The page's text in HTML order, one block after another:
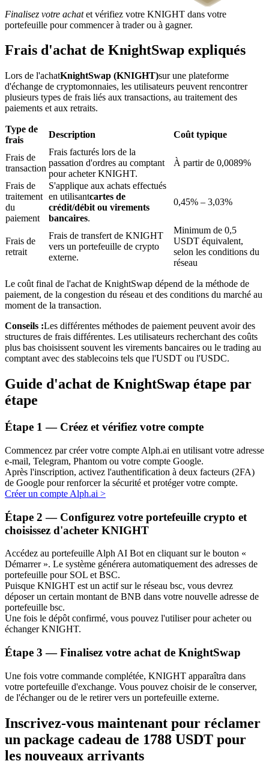
Blocages BTR
Des investissements exclusifs pour les détenteurs de BTR
Prêts
Service d'emprunt adossé à des cryptomonnaies
Obtenez des bénéfices à long terme et des intérêts flexibles
Apprenez le Staking
Découvrez comment gagner un revenu passif
Bitrue
AI
Partenaires Bitrue
Finalisez votre achatet vérifiez votre KNIGHT dans votre
portefeuille pour commencer à trader ou à gagner.
Frais d'achat de KnightSwap expliqués
Lors de l'achatKnightSwap (KNIGHT)sur une plateforme
d'échange de cryptomonnaies, les utilisateurs peuvent rencontrer
plusieurs types de frais liés aux transactions, au traitement des
paiements et aux retraits.
Type de
frais
Description Coût typique
Frais de
transaction
Frais facturés lors de la
passation d'ordres au comptant
pour acheter KNIGHT.
À partir de 0,0089%
Frais de
traitement
du
paiement
S'applique aux achats effectués
en utilisantcartes de
crédit/débit ou virements
bancaires.
0,45% – 3,03%
Frais de
retrait
Frais de transfert de KNIGHT
vers un portefeuille de crypto
externe.
Minimum de 0,5
USDT équivalent,
selon les conditions du
réseau
Le coût final de l'achat de KnightSwap dépend de la méthode de
paiement, de la congestion du réseau et des conditions du marché au
moment de la transaction.
Conseils :Les différentes méthodes de paiement peuvent avoir des
structures de frais différentes. Les utilisateurs recherchant des coûts
plus bas choisissent souvent les virements bancaires ou le trading au
comptant avec des stablecoins tels que l'USDT ou l'USDC.
Guide d'achat de KnightSwap étape par
étape
Étape 1 — Créez et vérifiez votre compte
Commencez par créer votre compte Alph.ai en utilisant votre adresse
e-mail, Telegram, Phantom ou votre compte Google.
Après l'inscription, activez l'authentification à deux facteurs (2FA)
de Google pour renforcer la sécurité et protéger votre compte.
Créer un compte Alph.ai >
Étape 2 — Configurez votre portefeuille crypto et
choisissez d'acheter KNIGHT
Accédez au portefeuille Alph AI Bot en cliquant sur le bouton «
Démarrer ». Le système générera automatiquement des adresses de
portefeuille pour SOL et BSC.
Puisque KNIGHT est un actif sur le réseau bsc, vous devrez
déposer un certain montant de BNB dans votre nouvelle adresse de
portefeuille bsc.
Une fois le dépôt confirmé, vous pouvez l'utiliser pour acheter ou
échanger KNIGHT.
Étape 3 —Finalisez votre achat de KnightSwap
Une fois votre commande complétée, KNIGHT apparaîtra dans
votre portefeuille d'exchange. Vous pouvez choisir de le conserver,
de l'échanger ou de le retirer vers un portefeuille externe.
Inscrivez-vous maintenant pour réclamer
un package cadeau de 1788 USDT pour
les nouveaux arrivants